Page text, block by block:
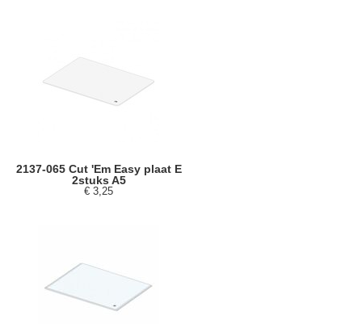
2137-065 Cut 'Em Easy plaat E
2stuks A5
€ 3,25